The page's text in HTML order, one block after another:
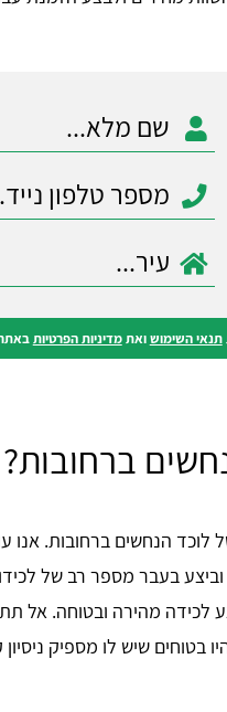
תנאי השימושואתמדיניות הפרטיות
ברחובות?
הנחשים ברחובות. אנו
בעבר מספר רב של
לכידה מהירה ובטוחה. אל
שיש לו מספיק ניסיון